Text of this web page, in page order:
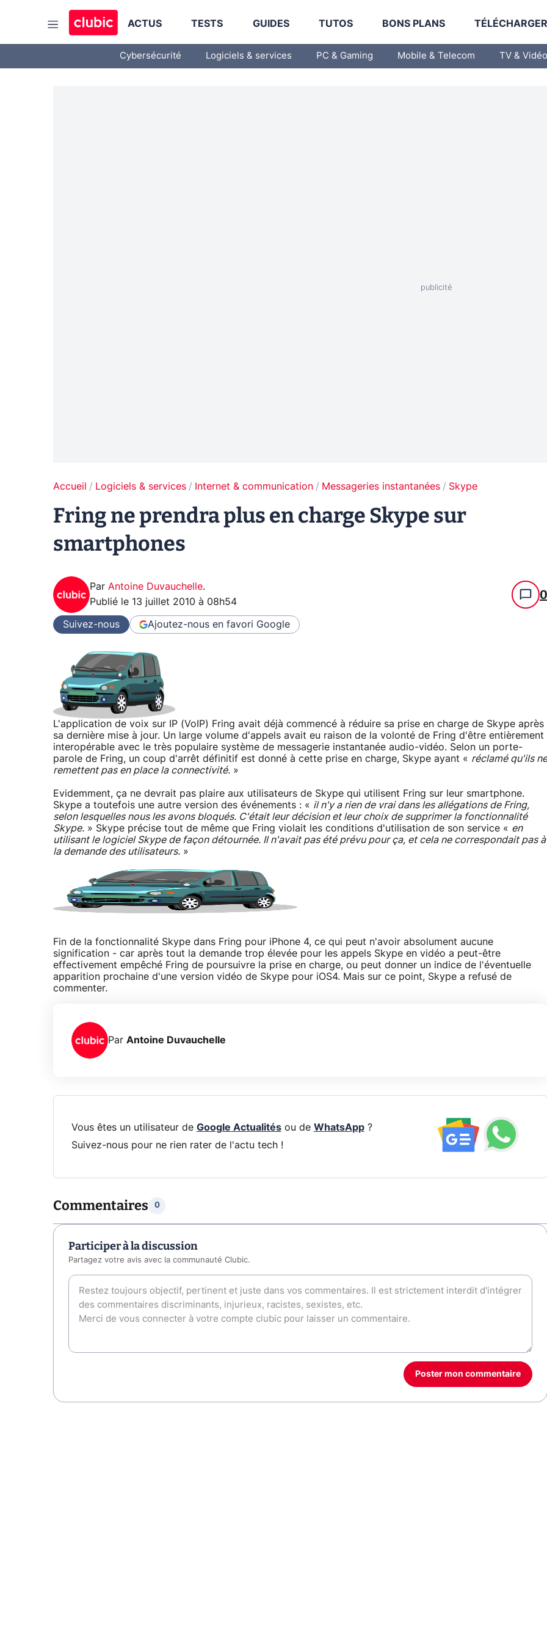
ACTUS TESTS GUIDES TUTOS BONS PLANS
Cybersécurité Logiciels & services PC & Gaming Mobile & Telecom TV & Vidéo
Accueil Logiciels & services Internet & communication Messageries instantanées Skype
Fring ne prendra plus en charge Skype sur
smartphones
Par Antoine Duvauchelle.
Publié le 13 juillet 2010 à 08h54 0
Suivez-nous Ajoutez-nous en favori Google
L'application de voix sur IP (VoIP) Fring avait déjà commencé à réduire sa prise en charge de Skype après
sa dernière mise à jour. Un large volume d'appels avait eu raison de la volonté de Fring d'être entièrement
interopérable avec le très populaire système de messagerie instantanée audio-vidéo. Selon un porte-
parole de Fring, un coup d'arrêt définitif est donné à cette prise en charge, Skype ayant « réclamé qu'ils ne
remettent pas en place la connectivité. »
Evidemment, ça ne devrait pas plaire aux utilisateurs de Skype qui utilisent Fring sur leur smartphone.
Skype a toutefois une autre version des événements : « il n'y a rien de vrai dans les allégations de Fring,
selon lesquelles nous les avons bloqués. C'était leur décision et leur choix de supprimer la fonctionnalité
Skype. » Skype précise tout de même que Fring violait les conditions d'utilisation de son service « en
utilisant le logiciel Skype de façon détournée. Il n'avait pas été prévu pour ça, et cela ne correspondait pas à
la demande des utilisateurs. »
Fin de la fonctionnalité Skype dans Fring pour iPhone 4, ce qui peut n'avoir absolument aucune
signification - car après tout la demande trop élevée pour les appels Skype en vidéo a peut-être
effectivement empêché Fring de poursuivre la prise en charge, ou peut donner un indice de l'éventuelle
apparition prochaine d'une version vidéo de Skype pour iOS4. Mais sur ce point, Skype a refusé de
commenter.
Par Antoine Duvauchelle
Vous êtes un utilisateur de Google Actualitésou de WhatsApp?
Suivez-nous pour ne rien rater de l'actu tech !
Commentaires 0
Participer à la discussion
Partagez votre avis avec la communauté Clubic.
Poster mon commentaire